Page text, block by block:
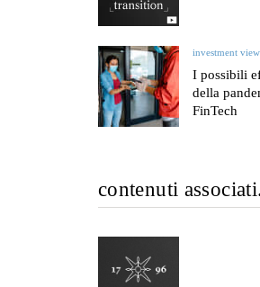
investment
I possibili
della
FinTech
contenuti